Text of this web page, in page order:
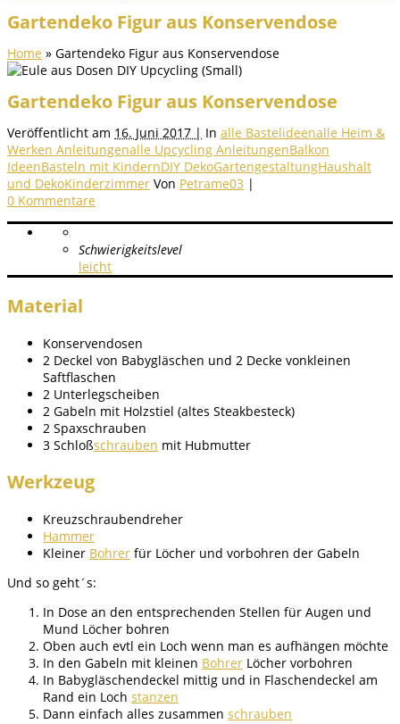
Gartendeko Figur aus Konservendose
Home » Gartendeko Figur aus Konservendose
Gartendeko Figur aus Konservendose
Veröffentlicht am 16. Juni 2017 | In alle Bastelideenalle Heim &
Werken Anleitungenalle Upcycling AnleitungenBalkon
IdeenBasteln mit KindernDIY DekoGartengestaltungHaushalt
und DekoKinderzimmer Von Petrame03 |
0 Kommentare
Schwierigkeitslevel
leicht
Material
Konservendosen
2 Deckel von Babygläschen und 2 Decke vonkleinen
Saftflaschen
2 Unterlegscheiben
2 Gabeln mit Holzstiel (altes Steakbesteck)
2 Spaxschrauben
3 Schloßschrauben mit Hubmutter
Werkzeug
Kreuzschraubendreher
Hammer
Kleiner Bohrer für Löcher und vorbohren der Gabeln
Und so geht´s:
In Dose an den entsprechenden Stellen für Augen und
Mund Löcher bohren
Oben auch evtl ein Loch wenn man es aufhängen möchte
In den Gabeln mit kleinen Bohrer Löcher vorbohren
In Babygläschendeckel mittig und in Flaschendeckel am
Rand ein Loch stanzen
Dann einfach alles zusammen schrauben